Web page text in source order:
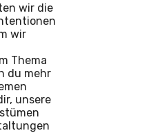
wir die
wir
Thema
du mehr
unsere